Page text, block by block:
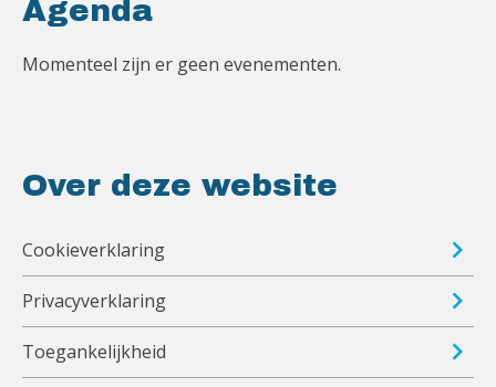
Agenda
Momenteel zijn er geen evenementen.
Over deze website
Cookieverklaring
Privacyverklaring
Toegankelijkheid